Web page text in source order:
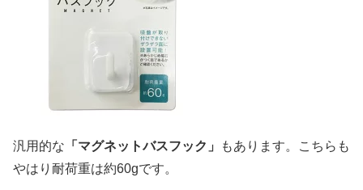
汎用的な 「マグネットバスフック」
もあります。こちらも
やはり耐荷重は約60gです。